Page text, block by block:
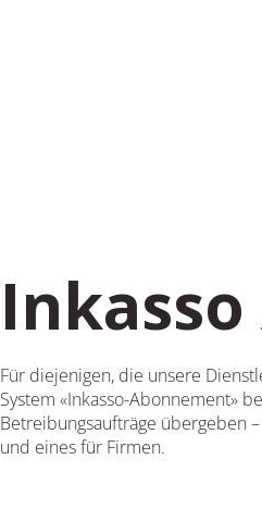
Für diejenigen, die unsere
System «Inkasso-Abonnement»
Betreibungsaufträge übergeben
und eines für Firmen.